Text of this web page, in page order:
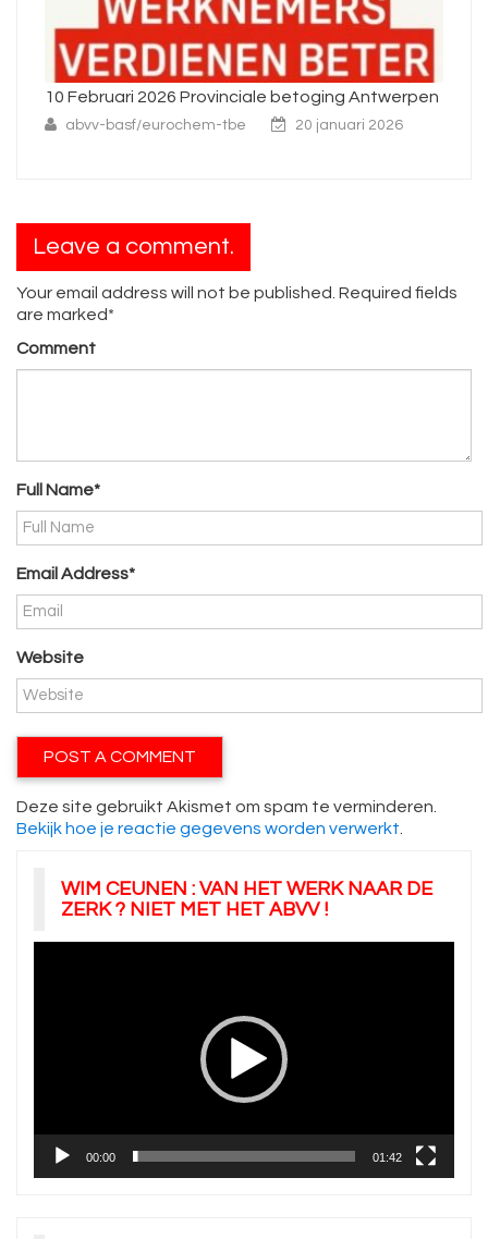
Antwerpen
2026
Interprofessionele algemene staking op
woensdag 26 november
Leave a comment.
Your email address will not be published. Required fields
are marked*
Comment
Full Name*
Email Address*
Website
Deze site gebruikt Akismet om spam te verminderen.
Bekijk hoe je reactie gegevens worden verwerkt
WIM CEUNEN : VAN HET WERK NAAR DE
ZERK ? NIET MET HET ABVV !
00:00 01:42